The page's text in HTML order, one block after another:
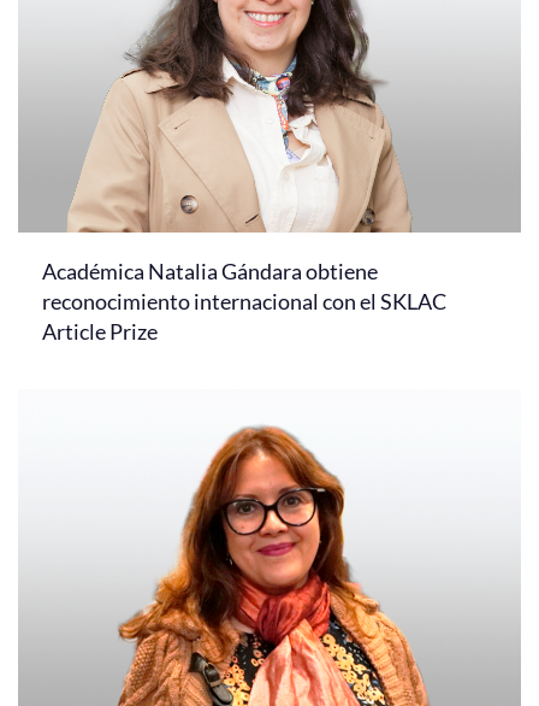
Académica Natalia Gándara obtiene
reconocimiento internacional con el SKLAC
Article Prize